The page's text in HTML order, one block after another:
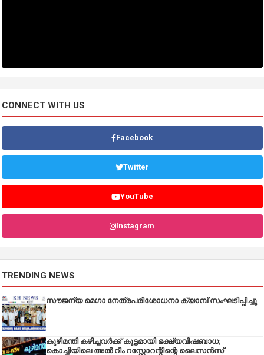
CONNECT WITH US
Facebook
Twitter
YouTube
Instagram
TRENDING NEWS
സൗജന്യ മെഗാ നേത്രപരിശോധനാ ക്യാമ്പ് സംഘടിപ്പിച്ചു
കുഴിമന്തി കഴിച്ചവർക്ക് കൂട്ടമായി ഭക്ഷ്യവിഷബാധ;
കൊച്ചിയിലെ അൽ റീം റസ്റ്റോറന്റിന്റെ ലൈസൻസ്